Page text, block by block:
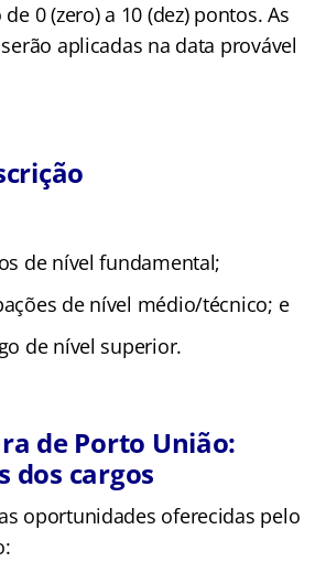
0 (zero) a 10 (dez) pontos. As
aplicadas na data provável
de nível fundamental;
de nível médio/técnico; e
de nível superior.
de Porto União:
dos cargos
oportunidades oferecidas pelo